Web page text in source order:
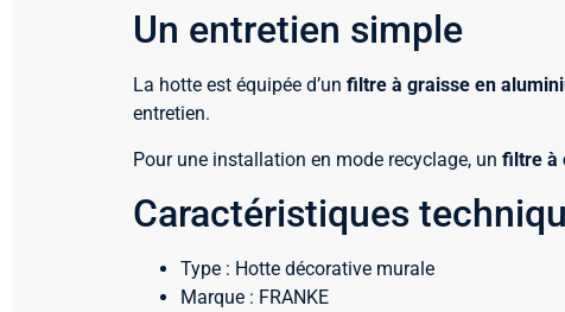
Un entretien simple
La hotte est équipée d’un filtre à graisse en
entretien.
Pour une installation en mode recyclage, un filtre à
Caractéristiques
Type : Hotte décorative murale
Marque : FRANKE